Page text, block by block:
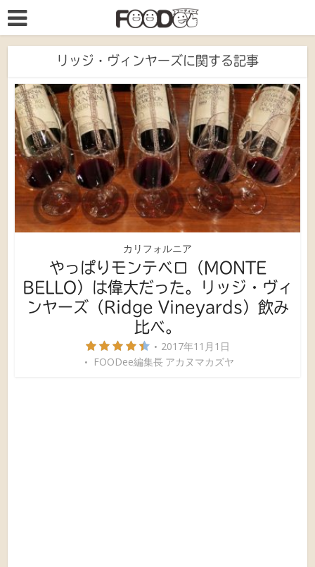
リッジ・ヴィンヤーズに関する記事
カリフォルニア
やっぱりモンテベロ（MONTE
BELLO）は偉大だった。リッジ・ヴィ
ンヤーズ（Ridge Vineyards）飲み
比べ。
2017年11月1日
FOODee編集長 アカヌマカズヤ